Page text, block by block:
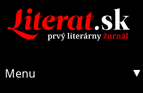
Menu